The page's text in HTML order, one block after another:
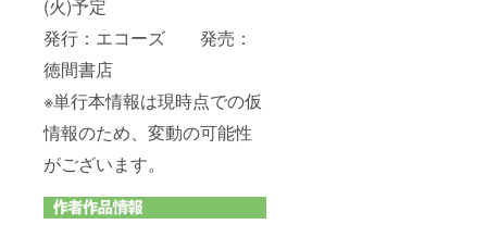
(火)予定
発行：エコーズ 発売：
徳間書店
※単行本情報は現時点での仮
情報のため、変動の可能性
がございます。